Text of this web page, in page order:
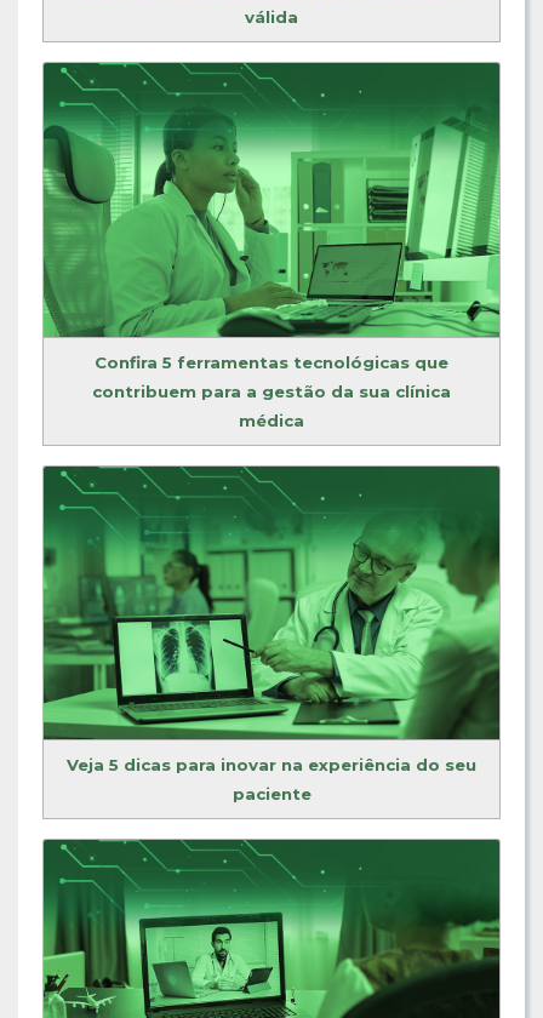
válida
Confira 5 ferramentas tecnológicas que
contribuem para a gestão da sua clínica
médica
Veja 5 dicas para inovar na experiência do seu
paciente